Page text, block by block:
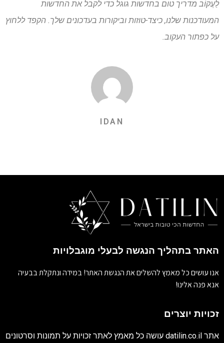
לַעֲקוֹב מדריך טום בחדשות גוגל כדי לקבל את החדשות
המעודכנות שלנו, כיצד-טוזות וביקורות בעדכונים שלך. הקפד ללחוץ
על כפתור העקוב.
IDAN
האתר בתהליך הנגשה לבעלי מוגבלויות
אנו עושים כל מאמץ להשלים את הנגשת האתר! במידה ונתקלת בבעיה
אנא פנה אלינו!
זכויות יוצרים
אתר datilin.co.il עושה כל מאמץ לאתר זכויות על תמונות וסרטונים